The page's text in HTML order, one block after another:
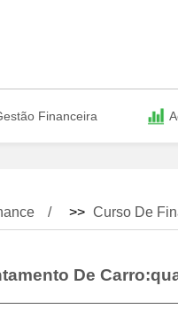
Financeira
>> Curso De
De